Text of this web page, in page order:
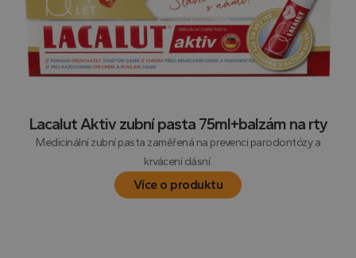
Lacalut Aktiv zubní pasta 75ml+balzám na rty
Medicinální zubní pasta zaměřená na prevenci parodontózy a
krvácení dásní.
Více o produktu